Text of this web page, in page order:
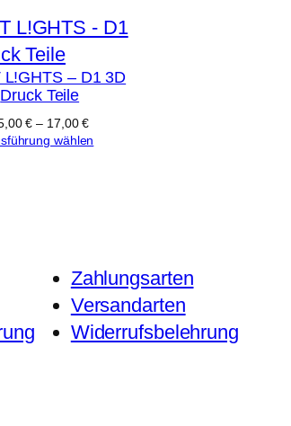
L!GHTS – D1 3D
Druck Teile
€ – 17,00€Preisspanne:
15,00 €
wählen
Zahlungsarten
Versandarten
Widerrufsbelehrung